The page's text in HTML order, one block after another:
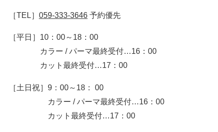
［TEL］ 059-333-3646予約優先
［平日］ 10：00～18：00
カラー / パーマ最終受付…16：00
カット最終受付…17：00
［土日祝］ 9：00～18： 00
カラー / パーマ最終受付…16：00
カット最終受付…17：00